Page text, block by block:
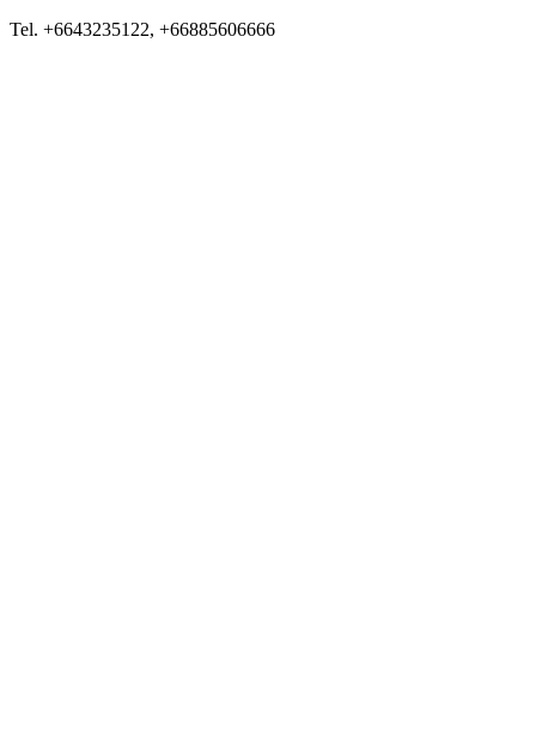
Tel. +6643235122, +66885606666